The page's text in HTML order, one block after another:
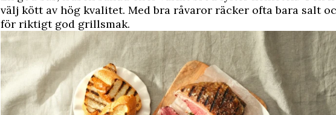
välj kött av hög kvalitet. Med bra råvaror räcker ofta bara salt
för riktigt god grillsmak.